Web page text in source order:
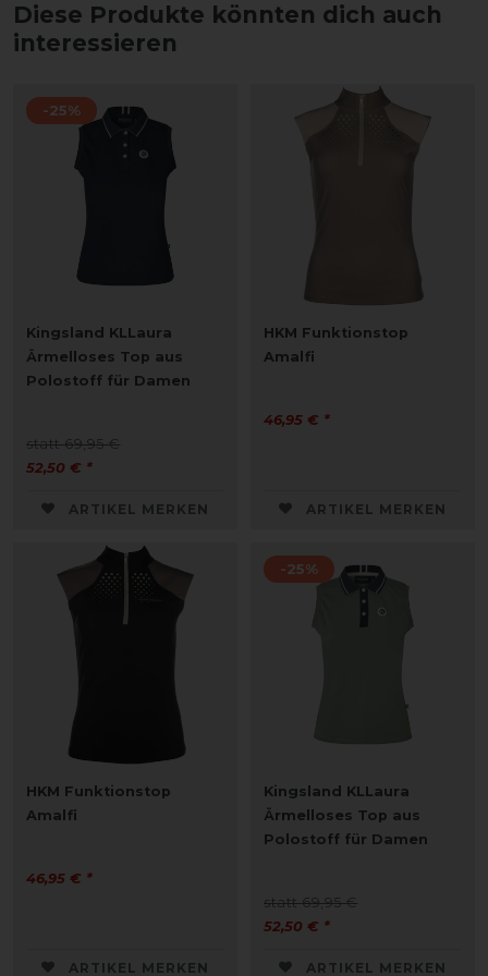
Diese Produkte könnten dich auch
interessieren
-25%
Kingsland KLLaura
Ärmelloses Top aus
Polostoff für Damen
statt 69,95 €
52,50 € *
ARTIKEL MERKEN
HKM Funktionstop
Amalfi
46,95 € *
ARTIKEL MERKEN
HKM Funktionstop
Amalfi
46,95 € *
ARTIKEL MERKEN
-25%
Kingsland KLLaura
Ärmelloses Top aus
Polostoff für Damen
statt 69,95 €
52,50 € *
ARTIKEL MERKEN